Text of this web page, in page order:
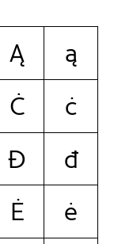
Ą
ą
Ċ
ċ
Đ
đ
Ė ė